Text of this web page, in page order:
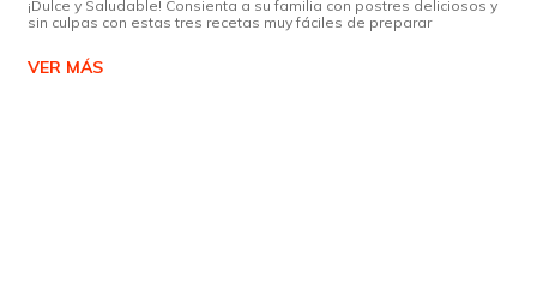
¡Dulce y Saludable! Consienta a su familia con postres deliciosos y
sin culpas con estas tres recetas muy fáciles de preparar
VER MÁS